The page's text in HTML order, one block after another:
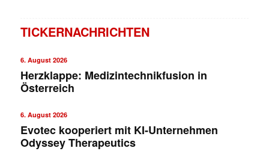
TICKERNACHRICHTEN
6. August 2026
Herzklappe: Medizintechnikfusion in
Österreich
6. August 2026
Evotec kooperiert mit KI-Unternehmen
Odyssey Therapeutics